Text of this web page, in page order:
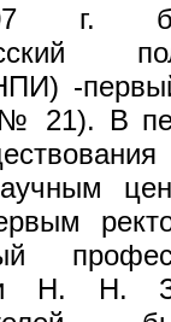
г.
-
№ 21). В
Н. Н.